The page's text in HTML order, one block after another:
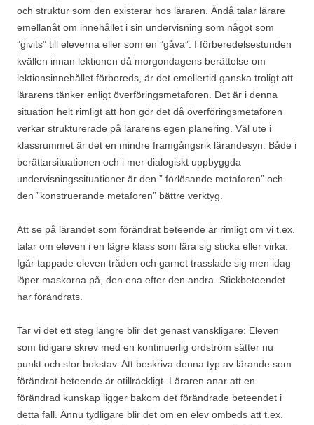
och struktur som den existerar hos läraren. Ändå talar lärare
emellanåt om innehållet i sin undervisning som något som
”givits” till eleverna eller som en ”gåva”. I förberedelsestunden
kvällen innan lektionen då morgondagens berättelse om
lektionsinnehållet förbereds, är det emellertid ganska troligt att
lärarens tänker enligt överföringsmetaforen. Det är i denna
situation helt rimligt att hon gör det då överföringsmetaforen
verkar strukturerade på lärarens egen planering. Väl ute i
klassrummet är det en mindre framgångsrik lärandesyn. Både i
berättarsituationen och i mer dialogiskt uppbyggda
undervisningssituationer är den ” förlösande metaforen” och
den ”konstruerande metaforen” bättre verktyg.
Att se på lärandet som förändrat beteende är rimligt om vi t.ex.
talar om eleven i en lägre klass som lära sig sticka eller virka.
Igår tappade eleven tråden och garnet trasslade sig men idag
löper maskorna på, den ena efter den andra. Stickbeteendet
har förändrats.
Tar vi det ett steg längre blir det genast vanskligare: Eleven
som tidigare skrev med en kontinuerlig ordström sätter nu
punkt och stor bokstav. Att beskriva denna typ av lärande som
förändrat beteende är otillräckligt. Läraren anar att en
förändrad kunskap ligger bakom det förändrade beteendet i
detta fall. Ännu tydligare blir det om en elev ombeds att t.ex.